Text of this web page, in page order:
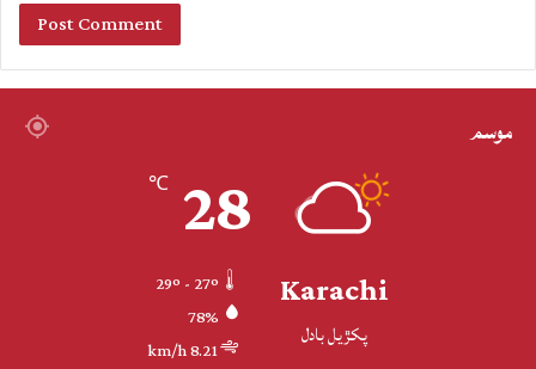
موسم
Karachi
پکڙيل بادل
28
℃
78%
8.21 km/h